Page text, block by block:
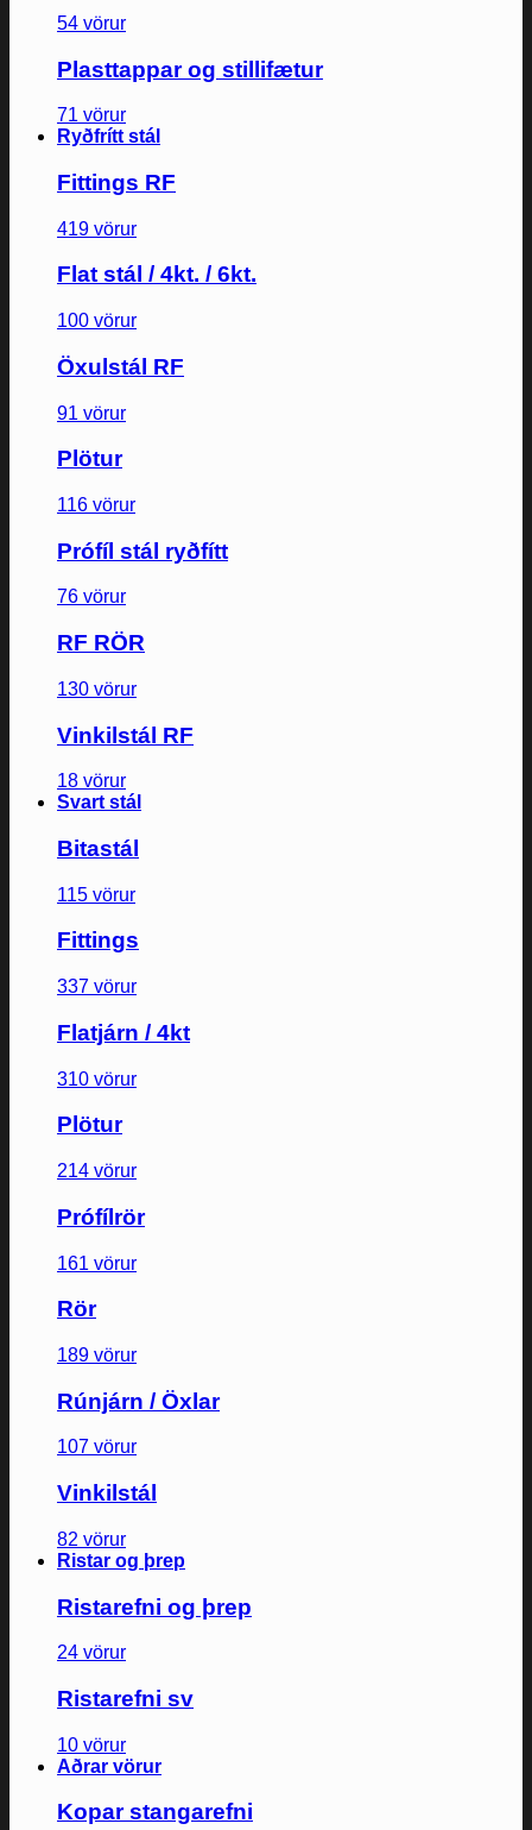
54 vörur
Plasttappar og stillifætur
71 vörur
Ryðfrítt stál
Fittings RF
419 vörur
Flat stál / 4kt. / 6kt.
100 vörur
Öxulstál RF
91 vörur
Plötur
116 vörur
Prófíl stál ryðfítt
76 vörur
RF RÖR
130 vörur
Vinkilstál RF
18 vörur
Svart stál
Bitastál
115 vörur
Fittings
337 vörur
Flatjárn / 4kt
310 vörur
Plötur
214 vörur
Prófílrör
161 vörur
Rör
189 vörur
Rúnjárn / Öxlar
107 vörur
Vinkilstál
82 vörur
Ristar og þrep
Ristarefni og þrep
24 vörur
Ristarefni sv
10 vörur
Aðrar vörur
Kopar stangarefni